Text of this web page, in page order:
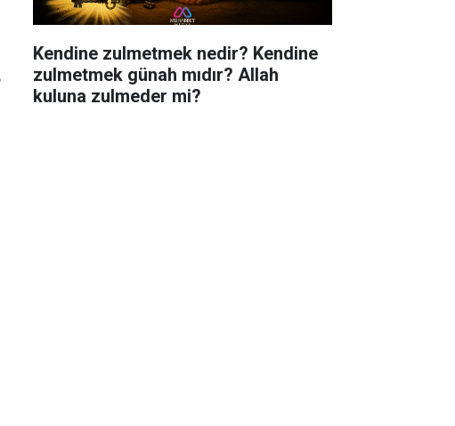
Kendine zulmetmek nedir? Kendine
zulmetmek günah mıdır? Allah
kuluna zulmeder mi?